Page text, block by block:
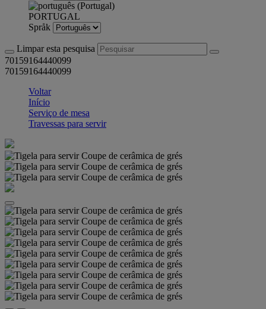
PORTUGAL
Språk
Limpar esta pesquisa
70159164440099
70159164440099
Voltar
Início
Serviço de mesa
Travessas para servir